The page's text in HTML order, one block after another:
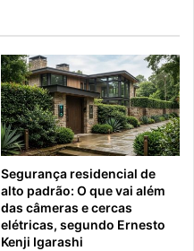
Segurança residencial de
alto padrão: O que vai além
das câmeras e cercas
elétricas, segundo Ernesto
Kenji Igarashi